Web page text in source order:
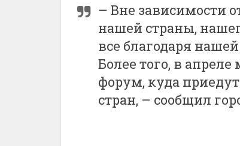
– Вне зависимости
нашей страны,
все благодаря
Более того, в
форум, куда
стран, – сообщил